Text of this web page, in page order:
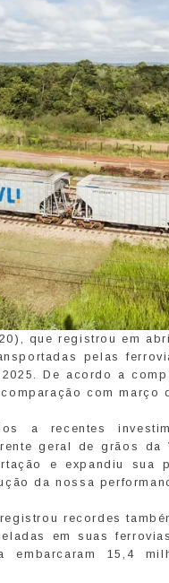
que registrou em
pelas
De acordo a
com março
a recentes
geral de grãos
e expandiu sua
da nossa
recordes
em suas
embarcaram 15,4